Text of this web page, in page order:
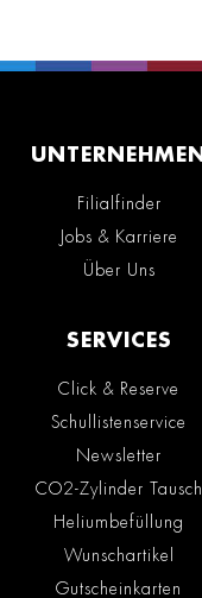
UNTERNEHMEN
Filialfinder
Jobs & Karriere
Über Uns
SERVICES
Click & Reserve
Schullistenservice
Newsletter
CO2-Zylinder Tausch
Heliumbefüllung
Wunschartikel
Gutscheinkarten